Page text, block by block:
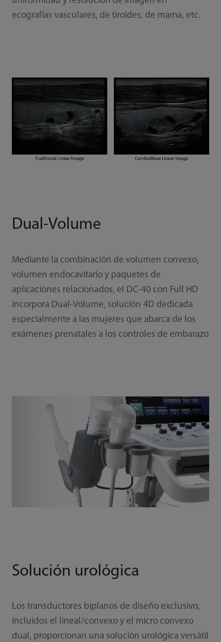
ecografías vasculares, de tiroides, de mama, etc.
Dual-Volume
Mediante la combinación de volumen convexo,
volumen endocavitario y paquetes de
aplicaciones relacionados, el DC-40 con Full HD
incorpora Dual-Volume, solución 4D dedicada
especialmente a las mujeres que abarca de los
exámenes prenatales a los controles de embarazo
Solución urológica
Los transductores biplanos de diseño exclusivo,
incluidos el lineal/convexo y el micro convexo
dual, proporcionan una solución urológica versátil